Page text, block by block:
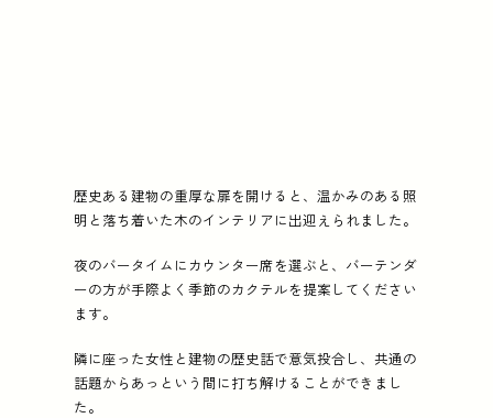
歴史ある建物の重厚な扉を開けると、温かみのある照
明と落ち着いた木のインテリアに出迎えられました。
夜のバータイムにカウンター席を選ぶと、バーテンダ
ーの方が手際よく季節のカクテルを提案してください
ます。
隣に座った女性と建物の歴史話で意気投合し、共通の
話題からあっという間に打ち解けることができまし
た。